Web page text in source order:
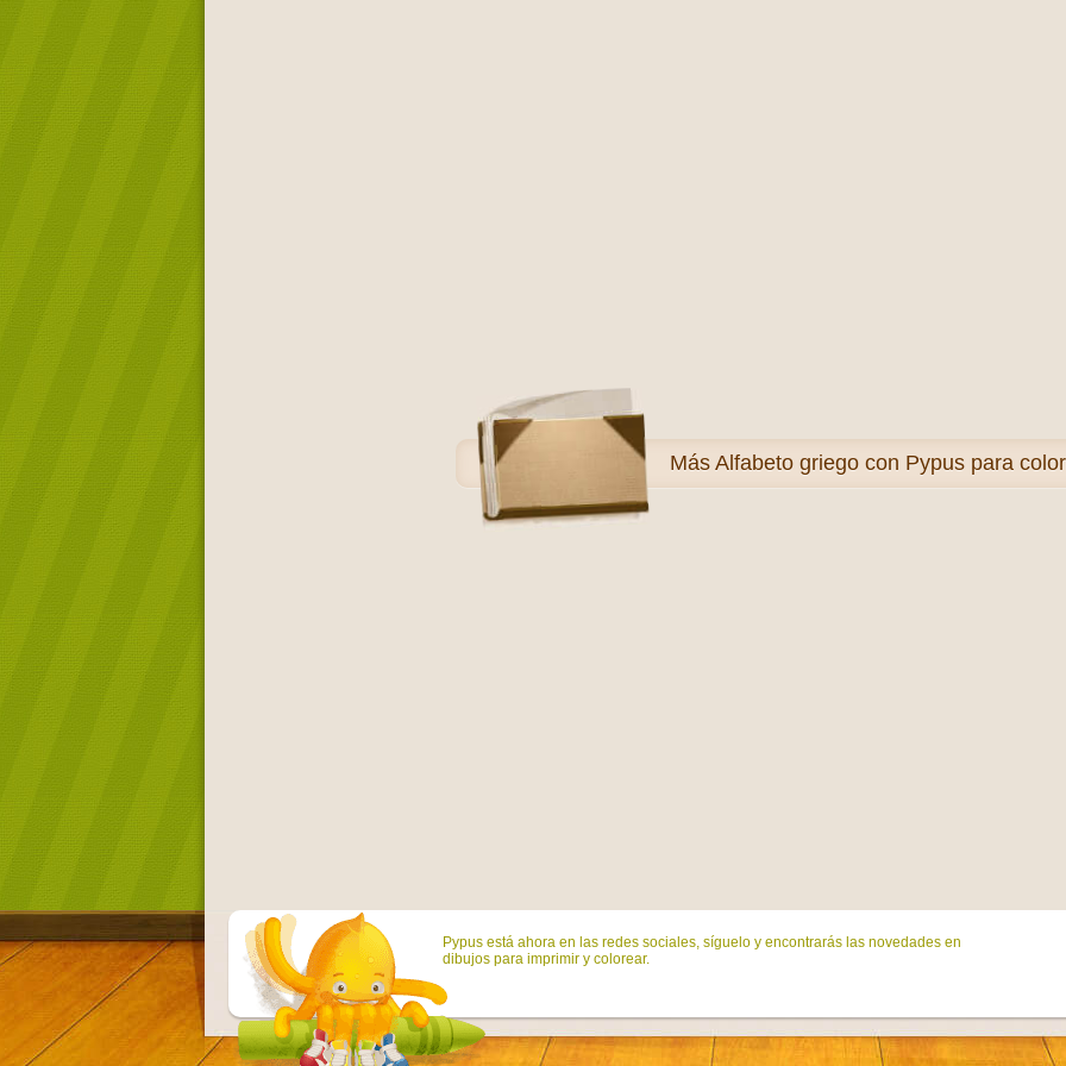
Más Alfabeto griego con Pypus para
Pypus está ahora en las redes sociales, síguelo y encontrarás las novedades en
dibujos para imprimir y colorear.